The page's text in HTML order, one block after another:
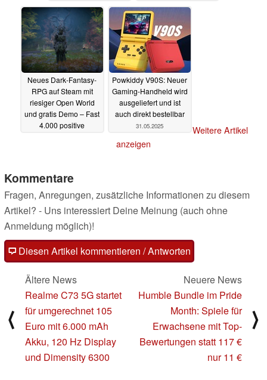
02.06.2025
Neues Dark-Fantasy-
RPG auf Steam mit
riesiger Open World
und gratis Demo – Fast
4.000 positive
Powkiddy V90S: Neuer
Gaming-Handheld wird
ausgeliefert und ist
auch direkt bestellbar
31.05.2025
Weitere Artikel
anzeigen
Kommentare
Fragen, Anregungen, zusätzliche Informationen zu diesem
Artikel? - Uns interessiert Deine Meinung (auch ohne
Anmeldung möglich)!
Diesen Artikel kommentieren / Antworten
⟨
Ältere News
Realme C73 5G startet
für umgerechnet 105
Euro mit 6.000 mAh
Akku, 120 Hz Display
und Dimensity 6300
Neuere News
Humble Bundle im Pride
Month: Spiele für
Erwachsene mit Top-
Bewertungen statt 117 €
nur 11 €
⟩